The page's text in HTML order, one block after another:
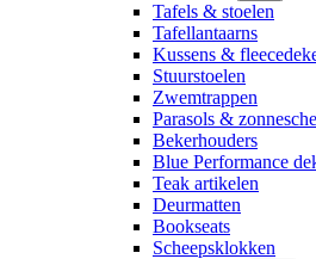
Tafels & stoelen
Tafellantaarns
Kussens &
Stuurstoelen
Zwemtrappen
Parasols &
Bekerhouders
Blue Performance
Teak artikelen
Deurmatten
Bookseats
Scheepsklokken